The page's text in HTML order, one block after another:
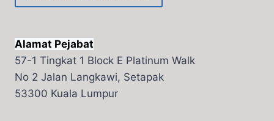
Alamat Pejabat
57-1 Tingkat 1 Block E Platinum Walk
No 2 Jalan Langkawi, Setapak
53300 Kuala Lumpur